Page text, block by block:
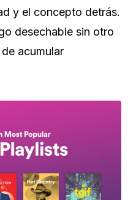
y el concepto detrás.
desechable sin otro
acumular